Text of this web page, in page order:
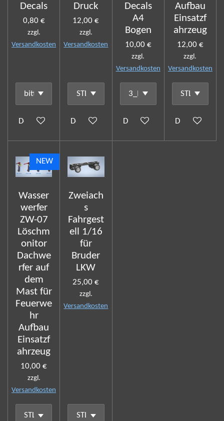
Decals
0,80 €
zzgl.
Versandkosten
Details anzeigen
Druck
12,00 €
zzgl.
Versandkosten
Details anzeigen
Decals
A4
Bogen
10,00 €
zzgl.
Versandkosten
Details anzeigen
Aufbau
Einsatzf
ahrzeug
12,00 €
zzgl.
Versandkosten
Details
NEW
Wasser
werfer
ZW-07
Löschm
onitor
Dachwe
rfer auf
dem
Mast für
Feuerwe
hr
Aufbau
Einsatzf
ahrzeug
10,00 €
zzgl.
Versandkosten
Zweiach
s
Fahrgest
ell 1/16
für
Bruder
LKW
25,00 €
zzgl.
Versandkosten